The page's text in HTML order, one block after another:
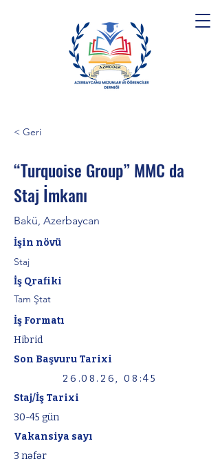
< Geri
“Turquoise Group” MMC da
Staj İmkanı
Bakü, Azerbaycan
İşin növü
Staj
İş Qrafiki
Tam Ştat
İş Formatı
Hibrid
Son Başvuru Tarixi
26.08.26, 08:45
Staj/İş Tarixi
30-45 gün
Vakansiya sayı
3 nəfər